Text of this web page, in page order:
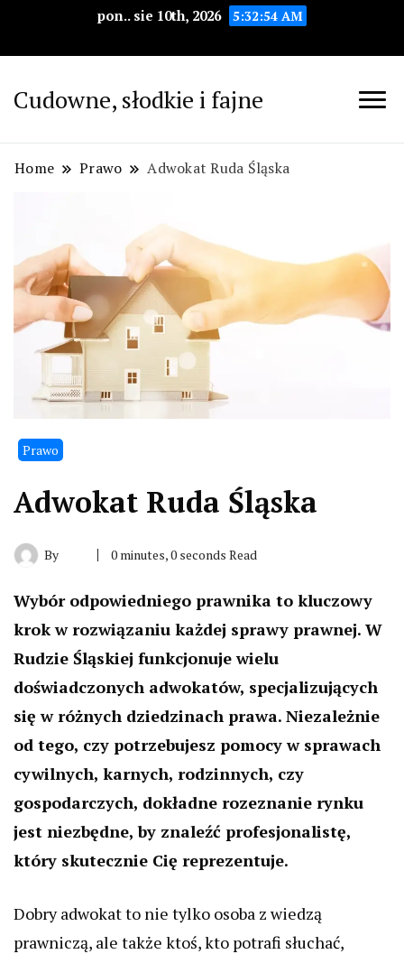
pon.. sie 10th, 2026 5:32:55 AM
Cudowne, słodkie i fajne
Home Prawo Adwokat Ruda Śląska
Prawo
Adwokat Ruda Śląska
By 0 minutes, 0 seconds Read
Wybór odpowiedniego prawnika to kluczowy
krok w rozwiązaniu każdej sprawy prawnej. W
Rudzie Śląskiej funkcjonuje wielu
doświadczonych adwokatów, specjalizujących
się w różnych dziedzinach prawa. Niezależnie
od tego, czy potrzebujesz pomocy w sprawach
cywilnych, karnych, rodzinnych, czy
gospodarczych, dokładne rozeznanie rynku
jest niezbędne, by znaleźć profesjonalistę,
który skutecznie Cię reprezentuje.
Dobry adwokat to nie tylko osoba z wiedzą
prawniczą, ale także ktoś, kto potrafi słuchać,